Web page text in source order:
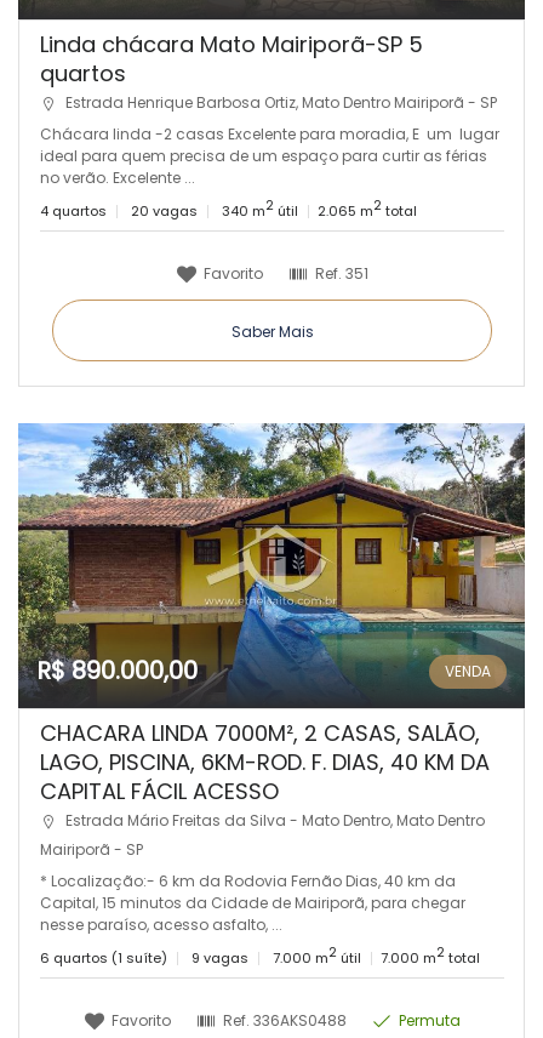
Linda chácara Mato Mairiporã-SP 5
quartos
Estrada Henrique Barbosa Ortiz, Mato Dentro Mairiporã - SP
Chácara linda -2 casas Excelente para moradia, E um lugar
ideal para quem precisa de um espaço para curtir as férias
no verão. Excelente ...
4 quartos 20 vagas 340 m2 útil 2.065 m2total
Favorito Ref. 351
Saber Mais
R$ 890.000,00 VENDA
CHACARA LINDA 7000M², 2 CASAS, SALÃO,
LAGO, PISCINA, 6KM-ROD. F. DIAS, 40 KM DA
CAPITAL FÁCIL ACESSO
Estrada Mário Freitas da Silva - Mato Dentro, Mato Dentro
Mairiporã - SP
* Localização:- 6 km da Rodovia Fernão Dias, 40 km da
Capital, 15 minutos da Cidade de Mairiporã, para chegar
nesse paraíso, acesso asfalto, ...
6 quartos (1 suíte) 9 vagas 7.000 m2 útil 7.000 m2total
Favorito Ref. 336AKS0488 Permuta